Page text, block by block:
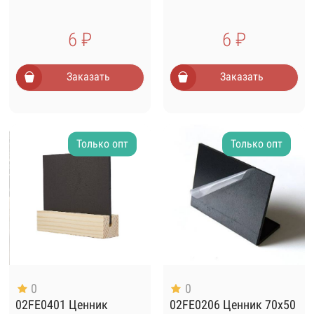
6 ₽
Заказать
6 ₽
Заказать
Только опт
0
02FE0401 Ценник
Только опт
0
02FE0206 Ценник 70х50